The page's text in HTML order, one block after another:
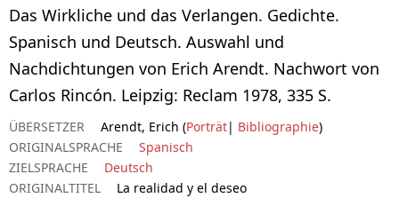
Das Wirkliche und das Verlangen. Gedichte.
Spanisch und Deutsch. Auswahl und
Nachdichtungen von Erich Arendt. Nachwort von
Carlos Rincón. Leipzig: Reclam 1978, 335 S.
ÜBERSETZER Arendt, Erich (Porträt| Bibliographie)
ORIGINALSPRACHE
Spanisch
ZIELSPRACHE
Deutsch
ORIGINALTITEL
La realidad y el deseo